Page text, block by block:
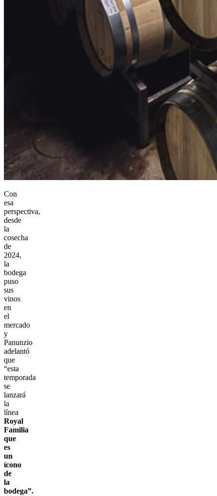
Con
esa
perspectiva,
desde
la
cosecha
de
2024,
la
bodega
puso
sus
vinos
en
el
mercado
y
Panunzio
adelantó
que
“esta
temporada
se
lanzará
la
línea
Royal
Familia
que
es
un
ícono
de
la
bodega”.